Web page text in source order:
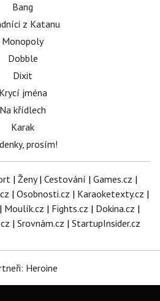
Bang
z Katanu
Monopoly
Dobble
Dixit
Krycí jména
Na křídlech
Karak
prosím!
| Ženy| Cestování | Games.cz |
| Osobnosti.cz | Karaoketexty.cz |
| Moulík.cz | Fights.cz | Dokina.cz |
| Srovnám.cz | StartupInsider.cz
Heroine